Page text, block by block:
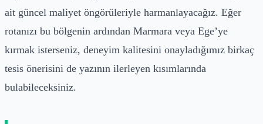
ait güncel maliyet öngörüleriyle harmanlayacağız. Eğer
rotanızı bu bölgenin ardından Marmara veya Ege’ye
kırmak isterseniz, deneyim kalitesini onayladığımız birkaç
tesis önerisini de yazının ilerleyen kısımlarında
bulabileceksiniz.